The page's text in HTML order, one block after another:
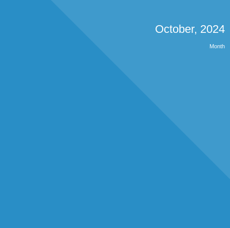
October, 2024
Month